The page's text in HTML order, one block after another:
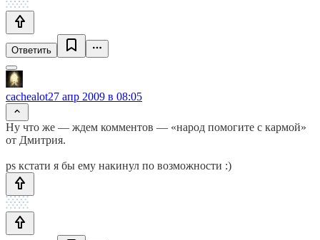
Ответить
cachealot27 апр 2009 в 08:05
Ну что же — ждем комментов — «народ помогите с кармой»
от Дмитрия.
ps кстати я бы ему накинул по возможности :)